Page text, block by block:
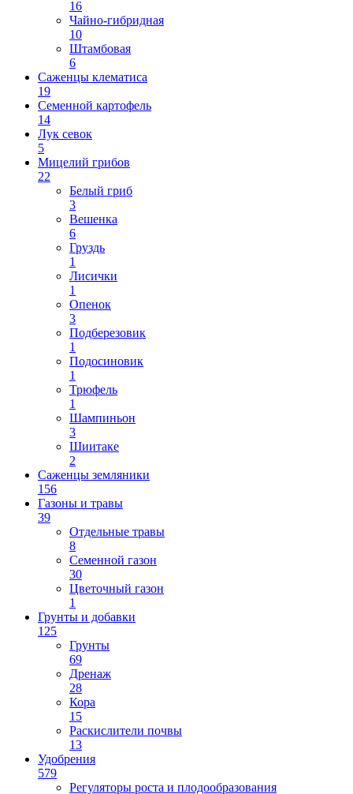
16
Чайно-гибридная
10
Штамбовая
6
Саженцы клематиса
19
Семенной картофель
14
Лук севок
5
Мицелий грибов
22
Белый гриб
3
Вешенка
6
Груздь
1
Лисички
1
Опенок
3
Подберезовик
1
Подосиновик
1
Трюфель
1
Шампиньон
3
Шиитаке
2
Саженцы земляники
156
Газоны и травы
39
Отдельные травы
8
Семенной газон
30
Цветочный газон
1
Грунты и добавки
125
Грунты
69
Дренаж
28
Кора
15
Раскислители почвы
13
Удобрения
579
Регуляторы роста и плодообразования